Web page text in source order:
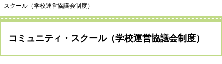
スクール（学校運営協議会制度）
コミュニティ・スクール（学校運営協議会制度）